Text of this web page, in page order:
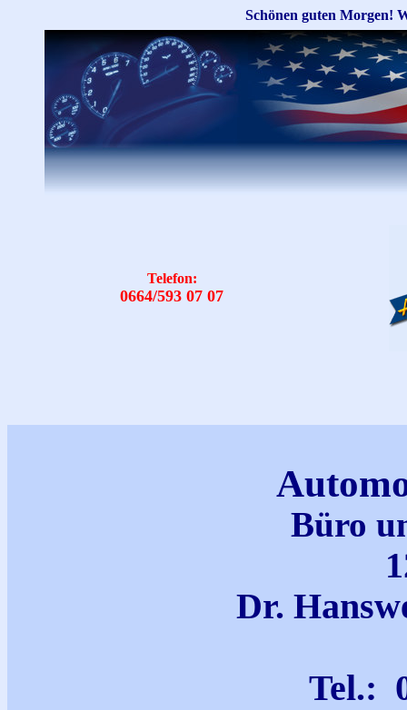
Schönen guten Morgen!
Telefon:
0664/593 07 07
Büro
Dr.
Tel.: